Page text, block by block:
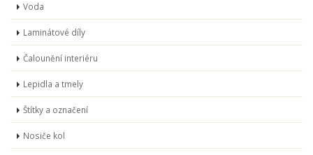
Voda
Laminátové díly
Čalounění interiéru
Lepidla a tmely
Štítky a označení
Nosiče kol